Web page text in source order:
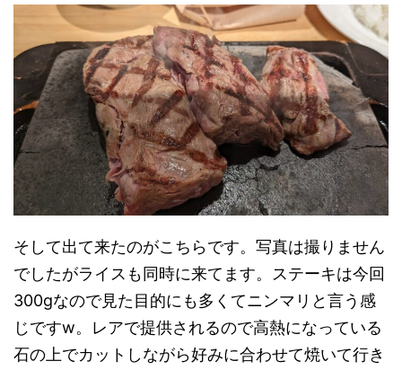
そして出て来たのがこちらです。写真は撮りません
でしたがライスも同時に来てます。ステーキは今回
300gなので見た目的にも多くてニンマリと言う感
じですw。レアで提供されるので高熱になっている
石の上でカットしながら好みに合わせて焼いて行き